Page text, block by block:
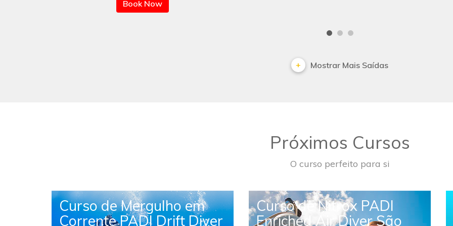
Book Now
Mostrar Mais Saídas
Próximos Cursos
O curso perfeito para si
Curso de Mergulho em
Corrente PADI Drift Diver
Curso de Nitrox PADI
Enriched Air Diver São